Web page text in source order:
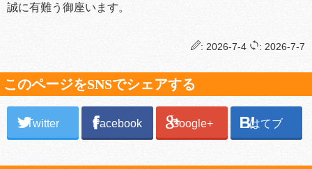
誠に有難う御座います。
: 2026-7-4 : 2026-7-7
このページをSNSでシェアする
Twitter Facebook Google+ はてブ